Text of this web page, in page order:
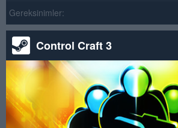
Gereksinimler:
Control Craft 3